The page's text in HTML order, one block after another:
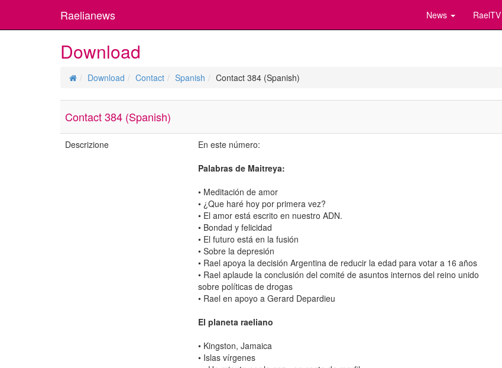
Raelianews News RaelTV
Download
Download Contact Spanish Contact 384 (Spanish)
Contact 384 (Spanish)
Descrizione
En este número:
Palabras de Maitreya:
• Meditación de amor
• ¿Que haré hoy por primera vez?
• El amor está escrito en nuestro ADN.
• Bondad y felicidad
• El futuro está en la fusión
• Sobre la depresión
• Rael apoya la decisión Argentina de reducir la edad para votar a 16 años
• Rael aplaude la conclusión del comité de asuntos internos del reino unido
sobre políticas de drogas
• Rael en apoyo a Gerard Depardieu
El planeta raeliano
• Kingston, Jamaica
• Islas vírgenes